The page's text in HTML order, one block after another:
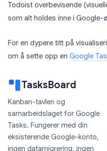
Todoist overbevisende
som alt holdes inne i Google-
For en dypere titt på
om å sette opp en Google
TasksBoard
Kanban-tavlen og
samarbeidslaget for Google
Tasks. Fungerer med din
eksisterende Google-konto,
ingen datamigrering, ingen